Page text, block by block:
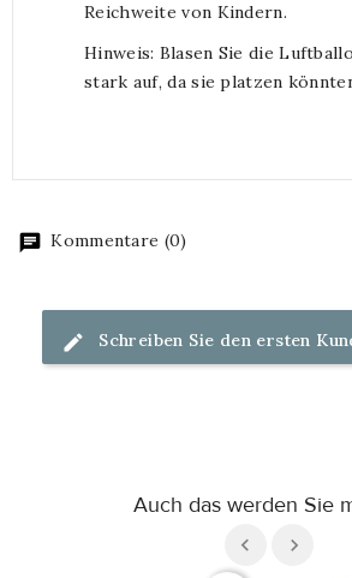
Reichweite von Kindern.
Hinweis: Blasen Sie die
stark auf, da sie platzen
Kommentare (0)
Schreiben Sie den ersten
Auch das werden Sie